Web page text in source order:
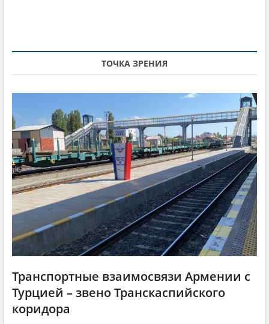
v
t
i
o
n
т
ь
я
:
а
я
:
ТОЧКА ЗРЕНИЯ
Транспортные взаимосвязи Армении с
Турцией – звено Транскаспийского
коридора